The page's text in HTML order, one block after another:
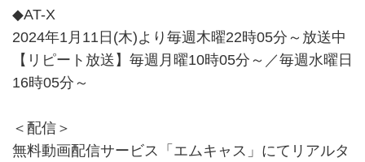
◆AT-X
2024年1月11日(木)より毎週木曜22時05分～放送中
【リピート放送】毎週月曜10時05分～／毎週水曜日
16時05分～
＜配信＞
無料動画配信サービス「エムキャス」にてリアルタ